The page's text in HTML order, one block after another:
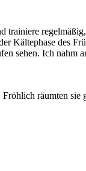
Kältephase des
sehen. Ich nahm
räumten sie